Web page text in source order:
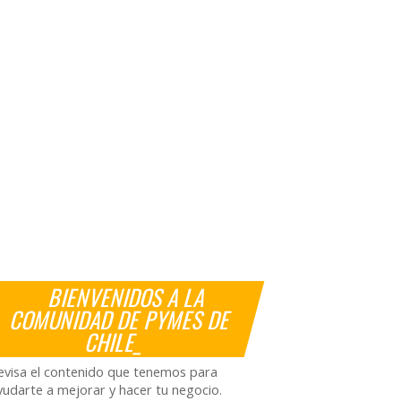
BIENVENIDOS A LA
COMUNIDAD DE PYMES DE
CHILE_
el contenido que tenemos para
a mejorar y hacer tu negocio.